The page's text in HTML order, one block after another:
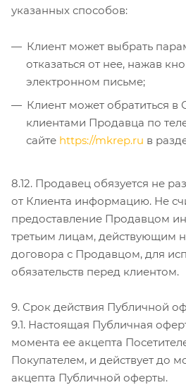
указанных способов:
Клиент может выбрать
отказаться от нее, нажав
электронном письме;
Клиент может обратиться в
клиентами Продавца по
сайте https://mkrep.ru в
8.12. Продавец обязуется не
от Клиента информацию. Не
предоставление Продавцом
третьим лицам, действующим
договора с Продавцом, для
обязательств перед клиентом.
9. Срок действия Публичной
9.1. Настоящая Публичная
момента ее акцепта
Покупателем, и действует до
акцепта Публичной оферты.